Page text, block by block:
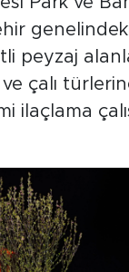
peyzaj
çalı
ilaçlama